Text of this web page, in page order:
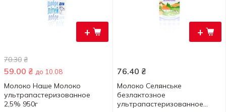
+
70.30 ₴
59.00 ₴ до 10.08
Молоко Наше Молоко
ультрапастеризованное
2,5% 950г
+
76.40 ₴
Молоко Селянське
безлактозное
ультрапастеризованное